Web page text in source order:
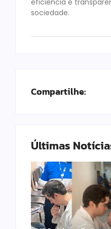
sociedade.
Compartilhe:
Últimas